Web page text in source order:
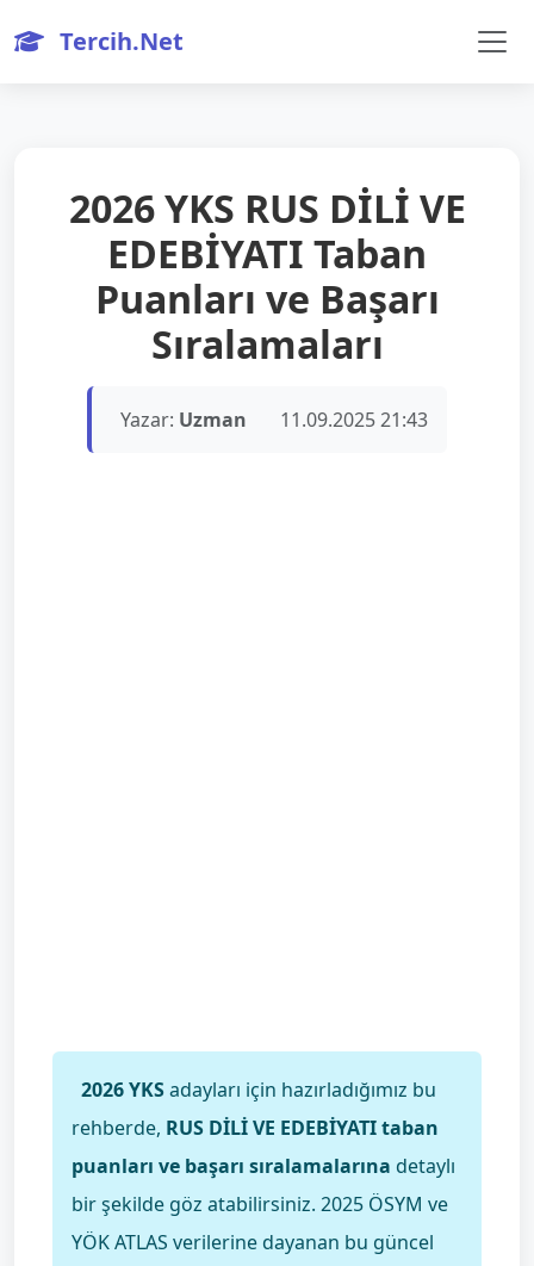
Tercih.Net
2026 YKS RUS DİLİ VE
EDEBİYATI Taban
Puanları ve Başarı
Sıralamaları
Yazar: Uzman 11.09.2025 21:43
2026 YKSadayları için hazırladığımız bu
rehberde, RUS DİLİ VE EDEBİYATI taban
puanları ve başarı sıralamalarına detaylı
bir şekilde göz atabilirsiniz. 2025 ÖSYM ve
YÖK ATLAS verilerine dayanan bu güncel